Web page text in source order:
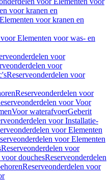
voor kranen en
voor kranen en
Elementen voor was- en
voor
voor
Reserveonderdelen voor
Reserveonderdelen voor
voor Voor
Voor waterafvoerGeberit
voor Installatie-
voor Elementen
voor Elementen
Reserveonderdelen voor
douchesReserveonderdelen
Reserveonderdelen voor